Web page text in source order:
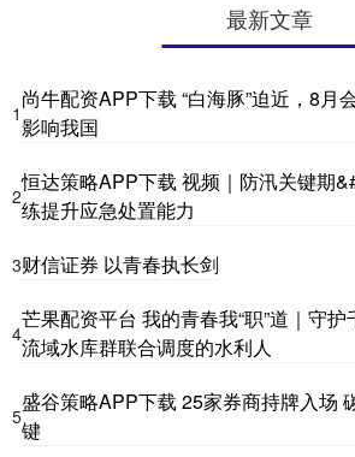
最新文章
1
尚牛配资APP下载 “白海豚”迫近，8月
影响我国
2
恒达策略APP下载 视频｜防汛关键期
练提升应急处置能力
3财信证券 以青春执长剑
4
芒果配资平台 我的青春我“职”道｜守
流域水库群联合调度的水利人
5
盛谷策略APP下载 25家券商持牌入场
键